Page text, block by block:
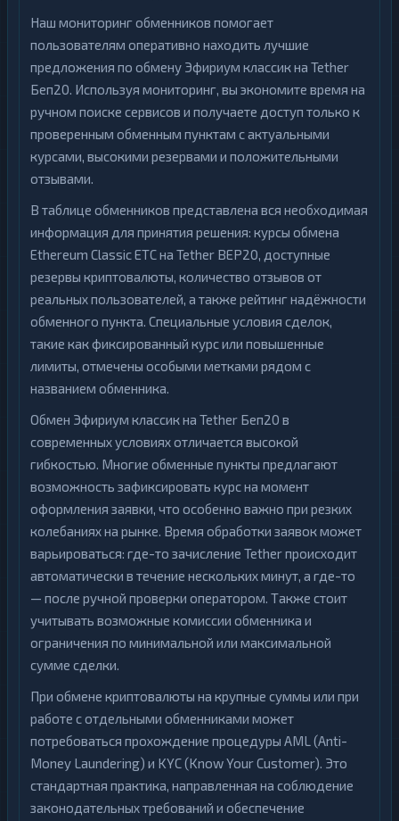
Наш мониторинг обменников помогает
пользователям оперативно находить лучшие
предложения по обмену Эфириум классик на Tether
Беп20. Используя мониторинг, вы экономите время на
ручном поиске сервисов и получаете доступ только к
проверенным обменным пунктам с актуальными
курсами, высокими резервами и положительными
отзывами.
В таблице обменников представлена вся необходимая
информация для принятия решения: курсы обмена
Ethereum Classic ETC на Tether BEP20, доступные
резервы криптовалюты, количество отзывов от
реальных пользователей, а также рейтинг надёжности
обменного пункта. Специальные условия сделок,
такие как фиксированный курс или повышенные
лимиты, отмечены особыми метками рядом с
названием обменника.
Обмен Эфириум классик на Tether Беп20 в
современных условиях отличается высокой
гибкостью. Многие обменные пункты предлагают
возможность зафиксировать курс на момент
оформления заявки, что особенно важно при резких
колебаниях на рынке. Время обработки заявок может
варьироваться: где-то зачисление Tether происходит
автоматически в течение нескольких минут, а где-то
— после ручной проверки оператором. Также стоит
учитывать возможные комиссии обменника и
ограничения по минимальной или максимальной
сумме сделки.
При обмене криптовалюты на крупные суммы или при
работе с отдельными обменниками может
потребоваться прохождение процедуры AML (Anti-
Money Laundering) и KYC (Know Your Customer). Это
стандартная практика, направленная на соблюдение
законодательных требований и обеспечение